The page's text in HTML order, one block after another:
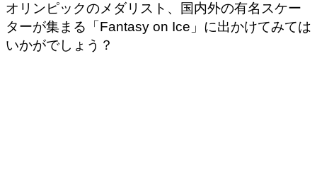
オリンピックのメダリスト、国内外の有名スケー
ターが集まる「Fantasy on Ice」に出かけてみては
いかがでしょう？